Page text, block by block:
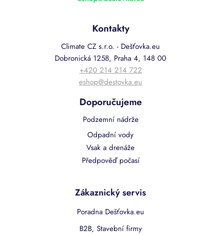
Kontakty
Climate CZ s.r.o. - Dešťovka.eu
Dobronická 1258, Praha 4, 148 00
+420 214 214 722
eshop@destovka.eu
Doporučujeme
Podzemní nádrže
Odpadní vody
Vsak a drenáže
Předpověď počasí
Zákaznický servis
Poradna Dešťovka.eu
B2B, Stavební firmy